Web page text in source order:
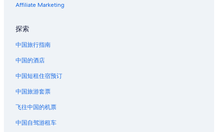
位于巴托的豪华酒店
湖阿尔弗雷德的别墅
位于东莫顿湖的历史风格酒店
位于达文波特的豪华酒店
达文波特的酒店
达文波特的私人度假屋
位于本特利湖的精品酒店
温特哈芬市立机场附近的酒店
Affiliate Marketing
探索
中国旅行指南
中国的酒店
中国短租住宿预订
中国旅游套票
飞往中国的机票
中国自驾游租车